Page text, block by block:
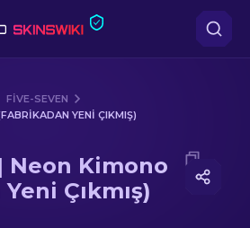
FIVE-SEVEN
YENI ÇIKMIŞ)
| Neon Kimono (Fabrikadan Yeni
Neon Kimono
Çıkmış)